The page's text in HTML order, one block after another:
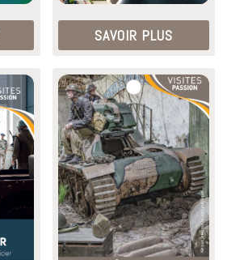
SAVOIR PLUS